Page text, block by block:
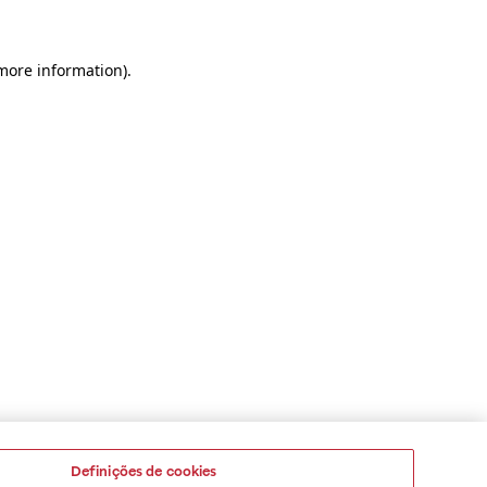
information).
Definições de cookies